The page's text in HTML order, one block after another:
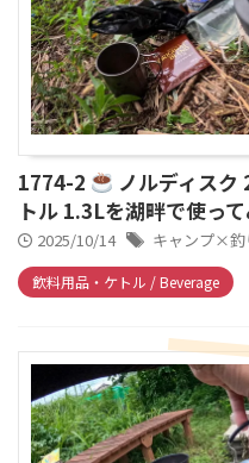
1774-2
ノルディスク
トル 1.3Lを湖畔で使っ
2025/10/14 キャンプ×釣
飲料用品・ケトル / Beverage